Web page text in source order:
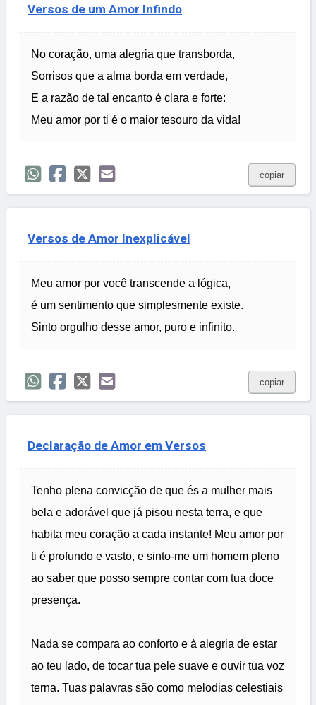
Versos de um Amor Infindo
No coração, uma alegria que transborda,
Sorrisos que a alma borda em verdade,
E a razão de tal encanto é clara e forte:
Meu amor por ti é o maior tesouro da vida!
copiar
Versos de Amor Inexplicável
Meu amor por você transcende a lógica,
é um sentimento que simplesmente existe.
Sinto orgulho desse amor, puro e infinito.
copiar
Declaração de Amor em Versos
Tenho plena convicção de que és a mulher mais
bela e adorável que já pisou nesta terra, e que
habita meu coração a cada instante! Meu amor por
ti é profundo e vasto, e sinto-me um homem pleno
ao saber que posso sempre contar com tua doce
presença.
Nada se compara ao conforto e à alegria de estar
ao teu lado, de tocar tua pele suave e ouvir tua voz
terna. Tuas palavras são como melodias celestiais